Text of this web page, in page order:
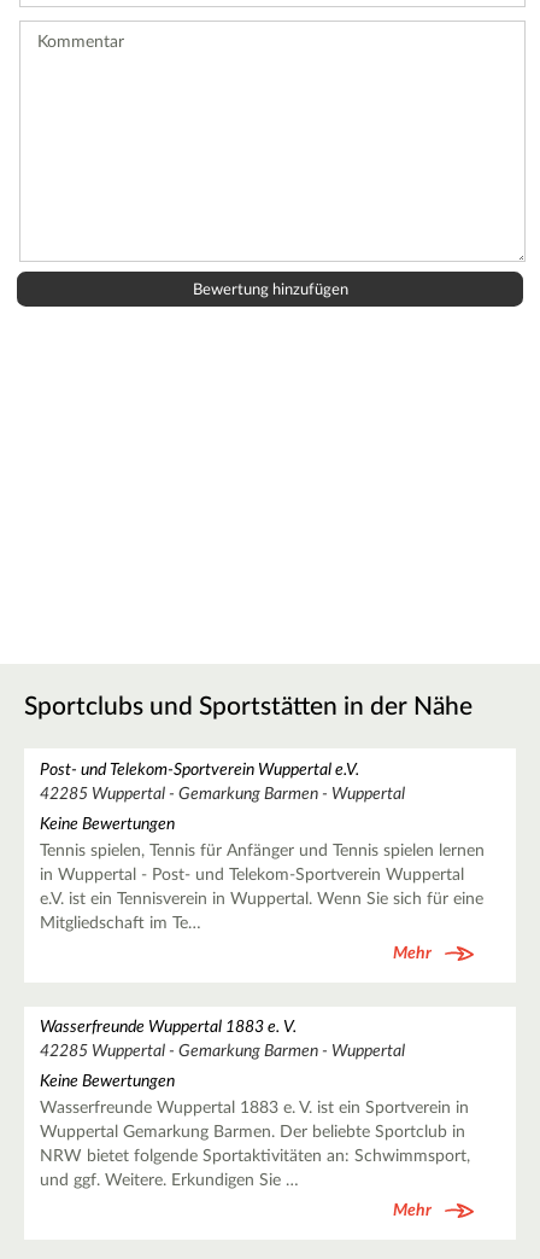
Sportclubs und Sportstätten in der Nähe
Post- und Telekom-Sportverein Wuppertal e.V.
42285 Wuppertal - Gemarkung Barmen - Wuppertal
Keine Bewertungen
Tennis spielen, Tennis für Anfänger und Tennis spielen lernen
in Wuppertal - Post- und Telekom-Sportverein Wuppertal
e.V. ist ein Tennisverein in Wuppertal. Wenn Sie sich für eine
Mitgliedschaft im Te…
Mehr
Wasserfreunde Wuppertal 1883 e. V.
42285 Wuppertal - Gemarkung Barmen - Wuppertal
Keine Bewertungen
Wasserfreunde Wuppertal 1883 e. V. ist ein Sportverein in
Wuppertal Gemarkung Barmen. Der beliebte Sportclub in
NRW bietet folgende Sportaktivitäten an: Schwimmsport,
und ggf. Weitere. Erkundigen Sie …
Mehr